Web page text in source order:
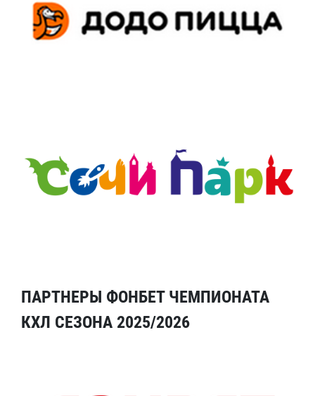
ПАРТНЕРЫ ФОНБЕТ ЧЕМПИОНАТА
КХЛ СЕЗОНА 2025/2026